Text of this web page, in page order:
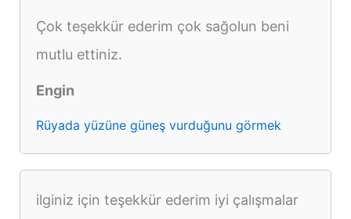
Çok teşekkür ederim çok sağolun beni
mutlu ettiniz.
Engin
Rüyada yüzüne güneş vurduğunu görmek
ilginiz için teşekkür ederim iyi çalışmalar